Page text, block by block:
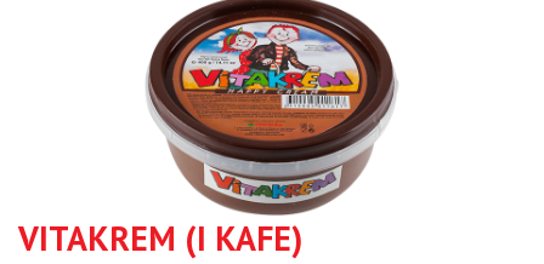
VITAKREM (I KAFE)